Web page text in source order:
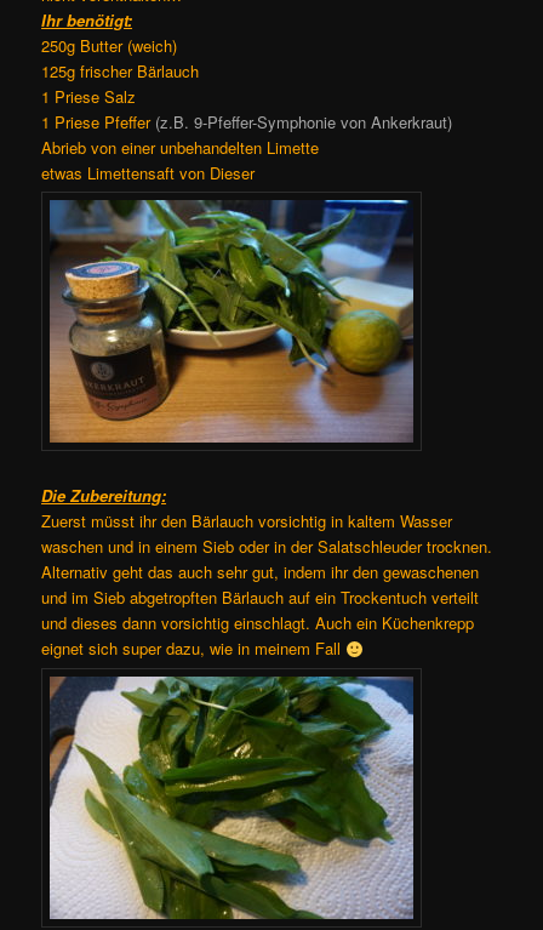
Ihr benötigt:
250g Butter (weich)
125g frischer Bärlauch
1 Priese Salz
1 Priese Pfeffer (z.B. 9-Pfeffer-Symphonie von Ankerkraut)
Abrieb von einer unbehandelten Limette
etwas Limettensaft von Dieser
Die Zubereitung:
Zuerst müsst ihr den Bärlauch vorsichtig in kaltem Wasser
waschen und in einem Sieb oder in der Salatschleuder trocknen.
Alternativ geht das auch sehr gut, indem ihr den gewaschenen
und im Sieb abgetropften Bärlauch auf ein Trockentuch verteilt
und dieses dann vorsichtig einschlagt. Auch ein Küchenkrepp
eignet sich super dazu, wie in meinem Fall